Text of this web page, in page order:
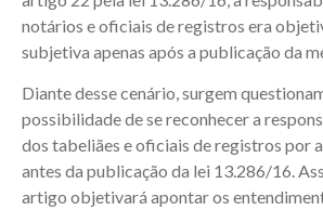
notários e oficiais de registros era
subjetiva apenas após a publicação da
Diante desse cenário, surgem
possibilidade de se reconhecer a
dos tabeliães e oficiais de registros por
antes da publicação da lei 13.286/16.
artigo objetivará apontar os